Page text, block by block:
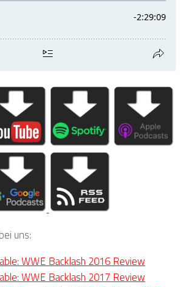
uns:
WWE Backlash 2016 Review
WWE Backlash 2017 Review